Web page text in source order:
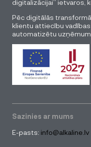
digitalizācijai” ietvaros,
Pēc digitālās
klientu attiecību
automatizētu
Sazinies ar mums
E-pasts: info@alkaline.lv